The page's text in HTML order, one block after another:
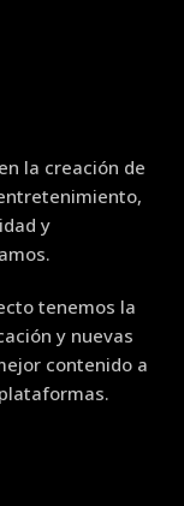
la creación de
y
tenemos la
y nuevas
contenido a